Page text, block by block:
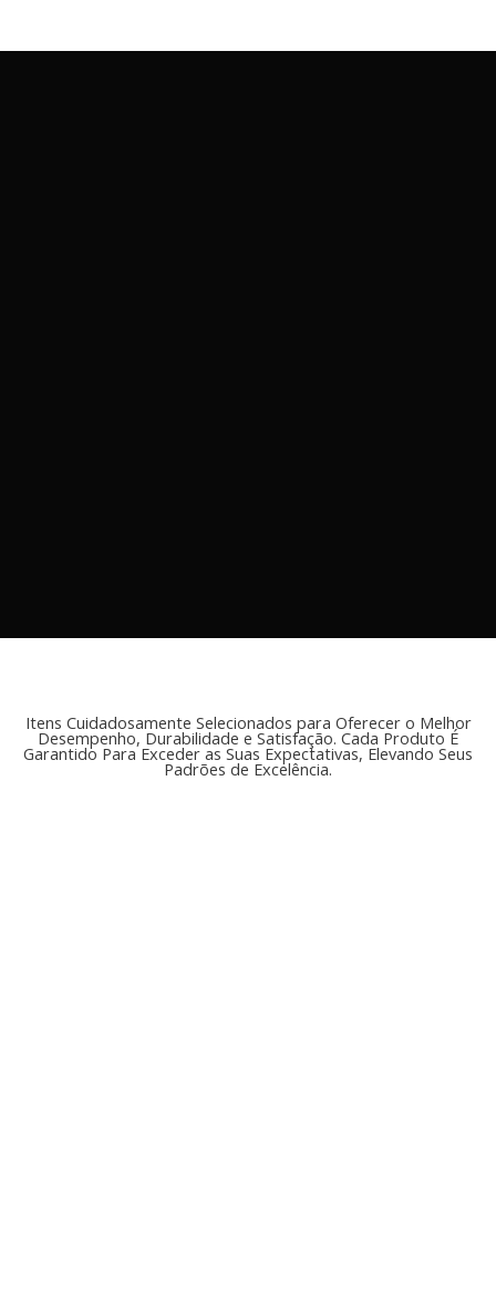
Itens Cuidadosamente Selecionados para Oferecer o Melhor
Desempenho, Durabilidade e Satisfação. Cada Produto É
Garantido Para Exceder as Suas Expectativas, Elevando Seus
Padrões de Excelência.